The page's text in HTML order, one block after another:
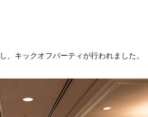
、キックオフパーティが行われました。